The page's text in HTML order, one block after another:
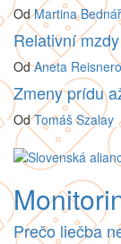
OdMartina
Relativní
OdAneta
Zmeny prídu
OdTomáš Szalay
Prečo liečba